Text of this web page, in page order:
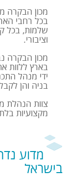
שלמות, בכל
וציבורי.
בארץ ללוות
ידי מנהל
בניה והן
צוות הנהלת
מקצועיות
מדוע
בישראל